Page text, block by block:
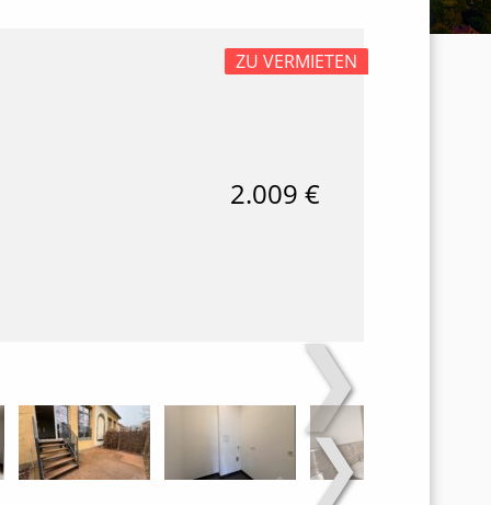
ZU VERMIETEN
2.009 €
❯
❯